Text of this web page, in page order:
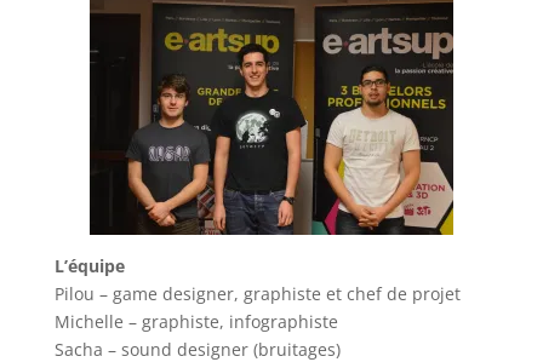
L’équipe
Pilou – game designer, graphiste et chef de projet
Michelle – graphiste, infographiste
Sacha – sound designer (bruitages)